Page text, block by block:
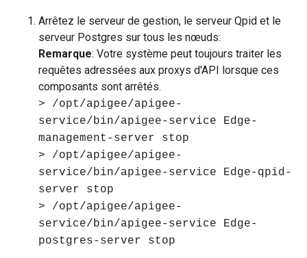
Arrêtez le serveur de gestion, le serveur Qpid et le
serveur Postgres sur tous les nœuds:
Remarque: Votre système peut toujours traiter les
requêtes adressées aux proxys d'API lorsque ces
composants sont arrêtés.
> /opt/apigee/apigee-
service/bin/apigee-service Edge-
management-server stop
> /opt/apigee/apigee-
service/bin/apigee-service Edge-qpid-
server stop
> /opt/apigee/apigee-
service/bin/apigee-service Edge-
postgres-server stop